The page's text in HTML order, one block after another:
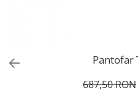
Pantofar
687,50 RON